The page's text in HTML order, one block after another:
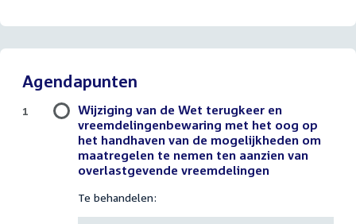
Agendapunten
Wijziging van de Wet terugkeer en
vreemdelingenbewaring met het oog op
het handhaven van de mogelijkheden om
maatregelen te nemen ten aanzien van
overlastgevende vreemdelingen
Te behandelen:
1